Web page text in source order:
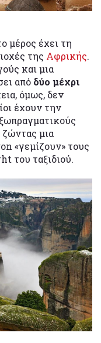
μέρος έχει τη
της Αφρικής.
και μια
από δύο μέχρι
όμως, δεν
έχουν την
μια
«γεμίζουν» τους
του ταξιδιού.